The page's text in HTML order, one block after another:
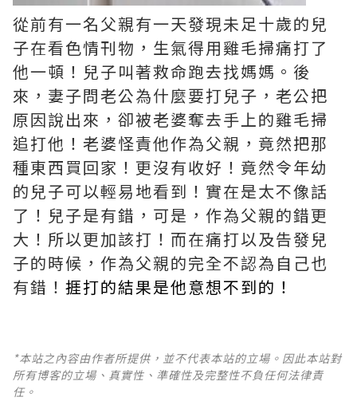
從前有一名父親有一天發現未足十歲的兒
子在看色情刊物，生氣得用雞毛掃痛打了
他一頓！兒子叫著救命跑去找媽媽。後
來，妻子問老公為什麼要打兒子，老公把
原因說出來，卻被老婆奪去手上的雞毛掃
追打他！老婆怪責他作為父親，竟然把那
種東西買回家！更沒有收好！竟然令年幼
的兒子可以輕易地看到！實在是太不像話
了！兒子是有錯，可是，作為父親的錯更
大！所以更加該打！而在痛打以及告發兒
子的時候，作為父親的完全不認為自己也
有錯！ 捱打的結果是他意想不到的！
*本站之內容由作者所提供，並不代表本站的立場。因此本站對
所有博客的立場、真實性、準確性及完整性不負任何法律責
任。